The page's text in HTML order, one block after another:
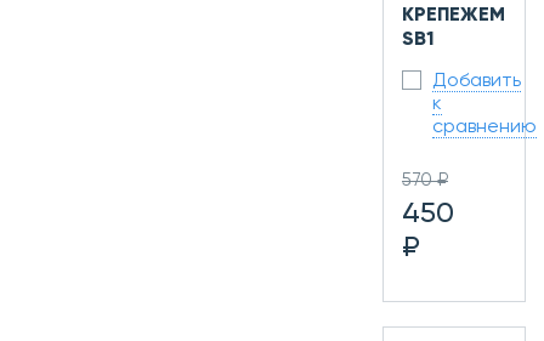
КРЕПЕЖЕМ
SB1
Добавить
к
сравнению
570 ₽
450
₽